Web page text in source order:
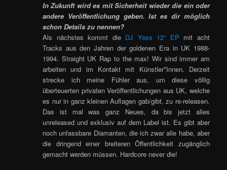
In Zukunft wird es mit Sicherheit wieder die ein oder
andere Veröffentlichung geben. Ist es dir möglich
schon Details zu nennen?
Als nächstes kommt die DJ Yess 12“ EP mit acht
Tracks aus den Jahren der goldenen Era in UK 1988-
1994. Straight UK Rap to the max! Wir sind immer am
arbeiten und im Kontakt mit Künstler*Innen. Derzeit
strecke ich meine Fühler aus, um diese völlig
überteuerten privaten Veröffentlichungen aus UK, welche
es nur in ganz kleinen Auflagen gab/gibt, zu re-releasen.
Das ist mal was ganz Neues, da bis jetzt alles
unreleased und exklusiv auf dem Label ist. Es gibt aber
noch unfassbare Diamanten, die ich zwar alle habe, aber
die dringend einer breiteren Öffentlichkeit zugänglich
gemacht werden müssen. Hardcore never die!